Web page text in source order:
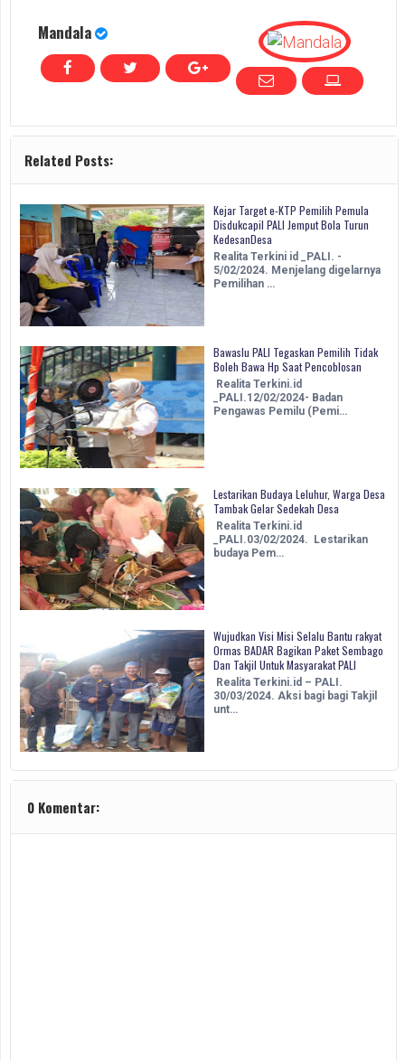
Mandala
Related Posts:
Kejar Target e-KTP Pemilih Pemula
Disdukcapil PALI Jemput Bola Turun
KedesanDesa
Realita Terkini id _PALI. -
5/02/2024. Menjelang digelarnya
Pemilihan …
Bawaslu PALI Tegaskan Pemilih Tidak
Boleh Bawa Hp Saat Pencoblosan
Realita Terkini.id
_PALI.12/02/2024- Badan
Pengawas Pemilu (Pemi…
Lestarikan Budaya Leluhur, Warga Desa
Tambak Gelar Sedekah Desa
Realita Terkini.id
_PALI.03/02/2024. Lestarikan
budaya Pem…
Wujudkan Visi Misi Selalu Bantu rakyat
Ormas BADAR Bagikan Paket Sembago
Dan Takjil Untuk Masyarakat PALI
Realita Terkini.id – PALI.
30/03/2024. Aksi bagi bagi Takjil
unt…
0 Komentar: